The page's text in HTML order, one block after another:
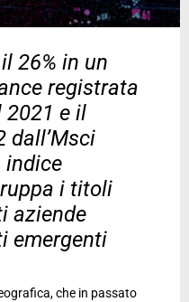
26% in un
registrata
2021 e il
dall’Msci
indice
i titoli
aziende
emergenti
che in passato